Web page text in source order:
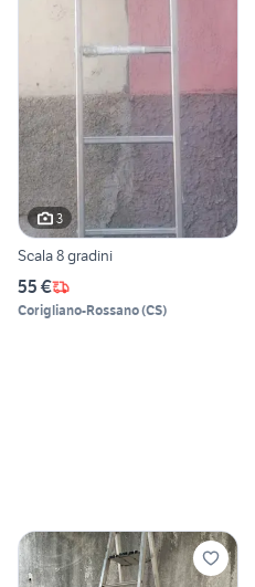
3
Scala 8 gradini
55 €
Corigliano-Rossano(CS)